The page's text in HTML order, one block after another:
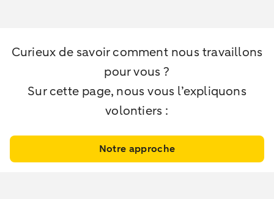
Curieux de savoir comment nous travaillons
pour vous ?
Sur cette page, nous vous l’expliquons
volontiers :
Notre approche